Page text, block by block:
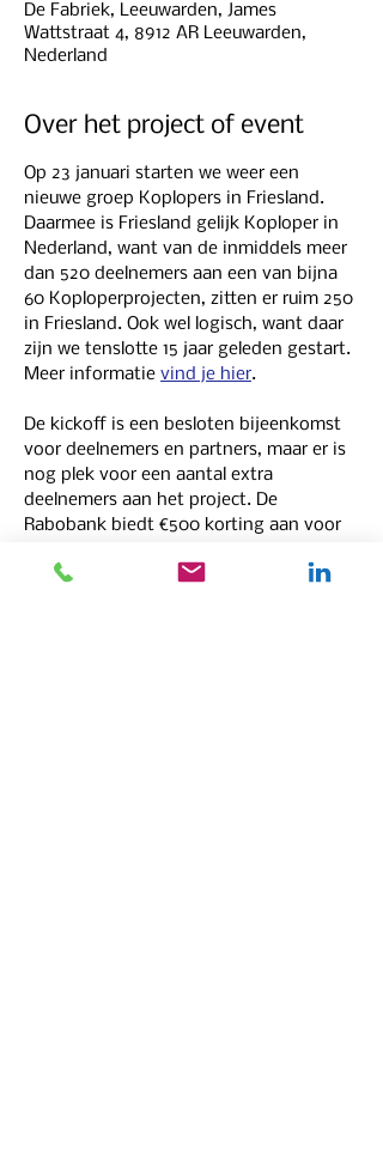
De Fabriek, Leeuwarden, James
Wattstraat 4, 8912 AR Leeuwarden,
Nederland
Over het project of event
Op 23 januari starten we weer een
nieuwe groep Koplopers in Friesland.
Daarmee is Friesland gelijk Koploper in
Nederland, want van de inmiddels meer
dan 520 deelnemers aan een van bijna
60 Koploperprojecten, zitten er ruim 250
in Friesland. Ook wel logisch, want daar
zijn we tenslotte 15 jaar geleden gestart.
Meer informatie vind je hier.
De kickoff is een besloten bijeenkomst
voor deelnemers en partners, maar er is
nog plek voor een aantal extra
deelnemers aan het project. De
Rabobank biedt €500 korting aan voor
aanmelders kunnen daar ook nog van